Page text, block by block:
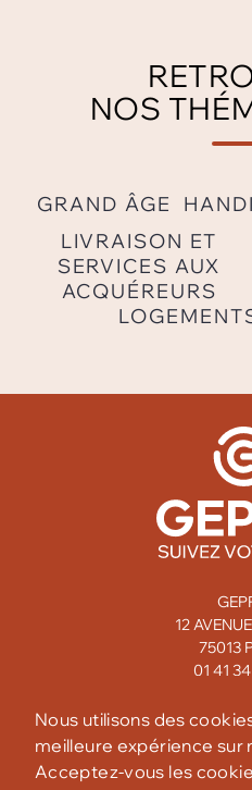
NOS
GRAND ÂGE
LIVRAISON ET
SERVICES AUX
ACQUÉREURS
12
75013
01 41
MENTIONS
Nous utilisons des
meilleure expérience sur
Acceptez-vous les